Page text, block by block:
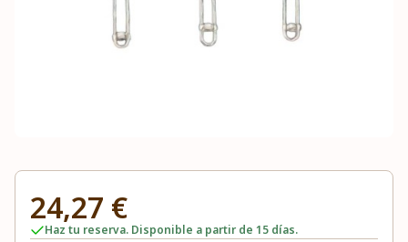
24,27 €
Haz tu reserva. Disponible a partir de 15 días.